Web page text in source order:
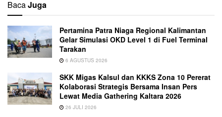
BacaJuga
Pertamina Patra Niaga Regional Kalimantan
Gelar Simulasi OKD Level 1 di Fuel Terminal
Tarakan
6 AGUSTUS 2026
SKK Migas Kalsul dan KKKS Zona 10 Pererat
Kolaborasi Strategis Bersama Insan Pers
Lewat Media Gathering Kaltara 2026
26 JULI 2026